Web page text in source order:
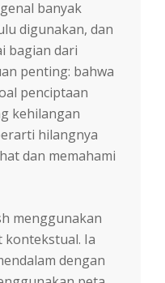
banyak
digunakan, dan
bagian dari
penting: bahwa
penciptaan
kehilangan
hilangnya
dan memahami
menggunakan
kontekstual. Ia
dengan